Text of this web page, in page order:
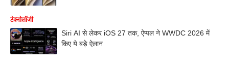
टेक्नोलॉजी
Siri AI से लेकर iOS 27 तक, ऐप्पल ने WWDC 2026 में
किए ये बड़े ऐलान